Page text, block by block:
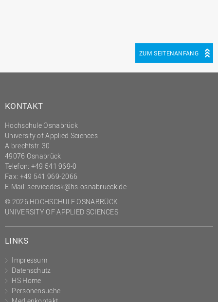
ZUM SEITENANFANG
KONTAKT
Hochschule Osnabrück
University of Applied Sciences
Albrechtstr. 30
49076 Osnabrück
Telefon: +49 541 969-0
Fax: +49 541 969-2066
E-Mail: servicedesk@hs-osnabrueck.de
© 2026 HOCHSCHULE OSNABRÜCK
UNIVERSITY OF APPLIED SCIENCES
LINKS
Impressum
Datenschutz
HS Home
Personensuche